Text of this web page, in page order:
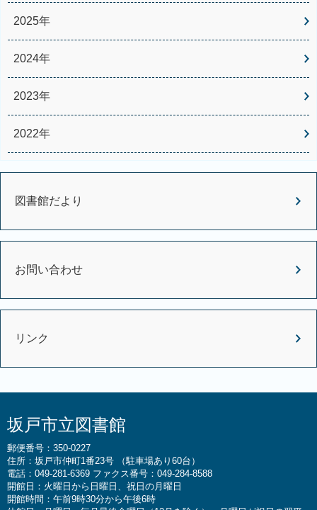
2025年
2024年
2023年
2022年
図書館だより
お問い合わせ
リンク
坂戸市立図書館
郵便番号：350-0227
住所：坂戸市仲町1番23号 （駐車場あり60台）
電話：049-281-6369 ファクス番号：049-284-8588
開館日：火曜日から日曜日、祝日の月曜日
開館時間：午前9時30分から午後6時